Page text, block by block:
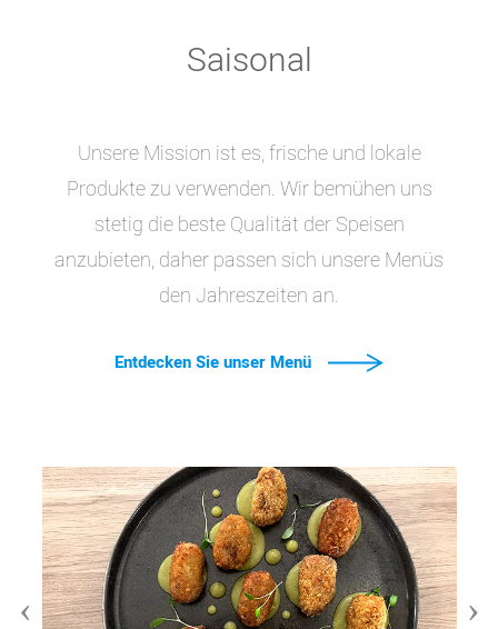
Saisonal
Unsere Mission ist es, frische und lokale
Produkte zu verwenden. Wir bemühen uns
stetig die beste Qualität der Speisen
anzubieten, daher passen sich unsere Menüs
den Jahreszeiten an.
Entdecken Sie unser Menü